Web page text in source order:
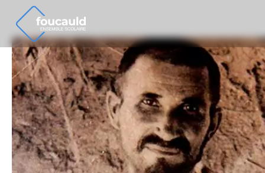
Ensemble Scolaire